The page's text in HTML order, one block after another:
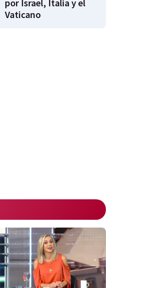
por Israel, Italia y el
Vaticano